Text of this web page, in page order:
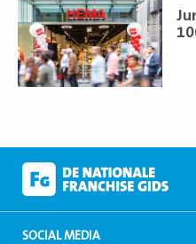
Lees
meer
SOCIAL MEDIA